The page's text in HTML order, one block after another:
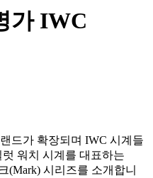
가 IWC
드가 확장되며 IWC 시계들
워치 시계를 대표하는
(Mark) 시리즈를 소개합니